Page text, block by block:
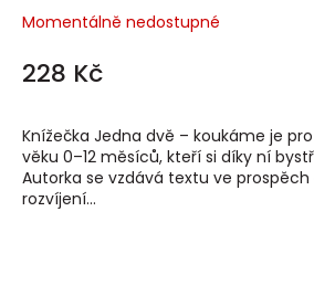
Momentálně nedostupné
228 Kč
Knížečka Jedna dvě – koukáme je
věku 0–12 měsíců, kteří si díky ní
Autorka se vzdává textu ve prospěch
rozvíjení...